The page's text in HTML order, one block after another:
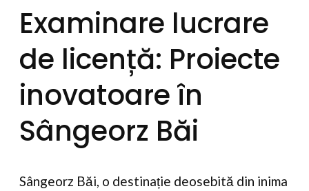
Examinare lucrare
de licență: Proiecte
inovatoare în
Sângeorz Băi
Sângeorz Băi, o destinație deosebită din inima